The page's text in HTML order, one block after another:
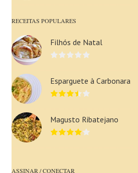
RECEITAS POPULARES
Filhós de Natal
Esparguete à Carbonara
Magusto Ribatejano
ASSINAR / CONECTAR